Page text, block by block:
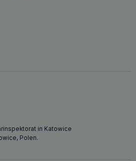
Für Hunde und Katzen:
Hunde- und Katzenfutter. Unsere
höchsten Standards für
Falls erforderlich, bitte separat
Hermetisch verschlossene
in Katowice
Polen.